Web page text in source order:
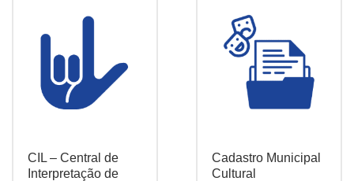
CIL – Central de
Interpretação de
Cadastro Municipal
Cultural